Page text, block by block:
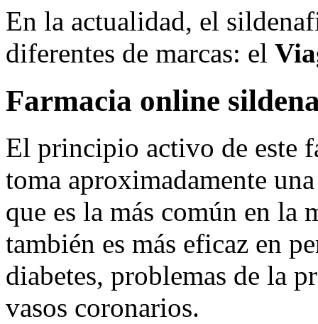
En la actualidad, el
diferentes de marcas: el
Farmacia online
El principio activo de este
toma aproximadamente
que es la más común en la
también es más eficaz en
diabetes, problemas de la
vasos coronarios.